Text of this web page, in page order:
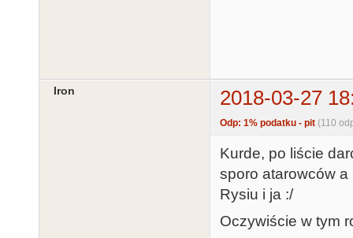
Iron 2018-03-27
Odp: 1% podatku - pit (110
Kurde, po liście
sporo atarowców
Rysiu i ja :/
Oczywiście w tym